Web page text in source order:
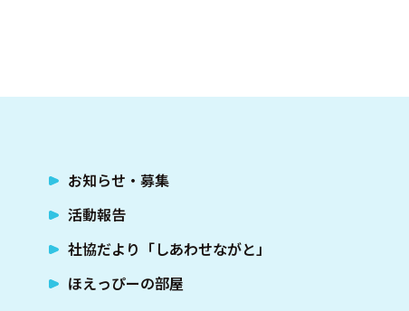
お知らせ・募集
活動報告
社協だより「しあわせながと」
ほえっぴーの部屋